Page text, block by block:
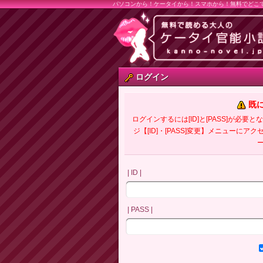
パソコンから！ケータイから！スマホから！無料でどこ
ログイン
既
ログインするには[ID]と[PASS]が必要と
ジ【[ID]・[PASS]変更】メニューにアク
| ID |
| PASS |